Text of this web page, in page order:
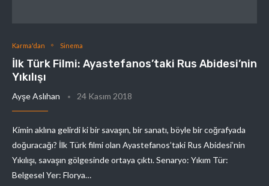
Karma'dan Sinema
İlk Türk Filmi: Ayastefanos’taki Rus Abidesi’nin
Yıkılışı
Ayşe Aslıhan 24 Kasım 2018
Kimin aklına gelirdi ki bir savaşın, bir sanatı, böyle bir coğrafyada
doğuracağı? İlk Türk filmi olan Ayastefanos’taki Rus Abidesi’nin
Yıkılışı, savaşın gölgesinde ortaya çıktı. Senaryo: Yıkım Tür:
Belgesel Yer: Florya…